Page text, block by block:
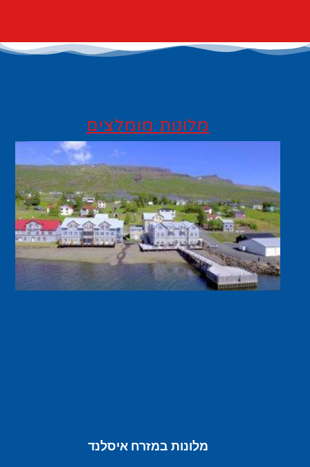
מלונות מומלצים
מלונות במזרח איסלנד